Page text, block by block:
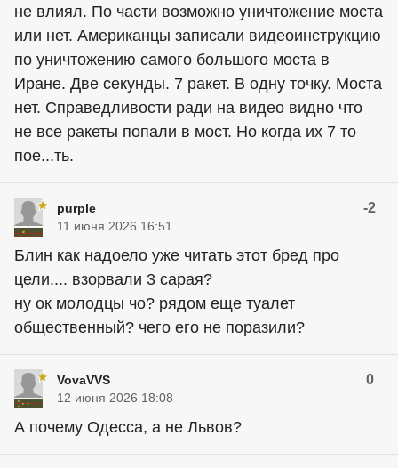
не влиял. По части возможно уничтожение моста
или нет. Американцы записали видеоинструкцию
по уничтожению самого большого моста в
Иране. Две секунды. 7 ракет. В одну точку. Моста
нет. Справедливости ради на видео видно что
не все ракеты попали в мост. Но когда их 7 то
пое...ть.
purple -2
11 июня 2026 16:51
Блин как надоело уже читать этот бред про
цели.... взорвали 3 сарая?
ну ок молодцы чо? рядом еще туалет
общественный? чего его не поразили?
VovaVVS 0
12 июня 2026 18:08
А почему Одесса, а не Львов?